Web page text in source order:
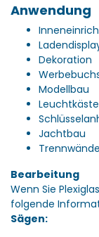
Anwendung
Dekoration
Modellbau
Jachtbau
Trennwände
Bearbeitung
Wenn Sie
folgende
Sägen: